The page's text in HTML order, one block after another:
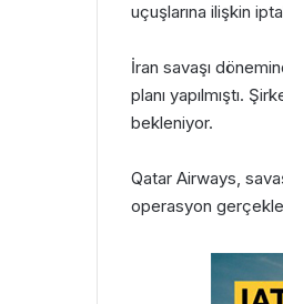
uçuşlarına ilişkin
İran savaşı
planı yapılmıştı.
bekleniyor.
Qatar Airways,
operasyon